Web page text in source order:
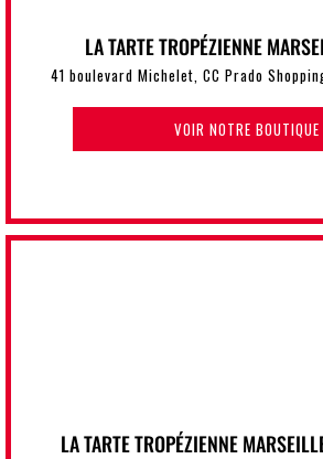
LA TARTE TROPÉZIENNE
41 boulevard Michelet, CC Prado
VOIR NOTRE BOUTIQUE
LA TARTE TROPÉZIENNE